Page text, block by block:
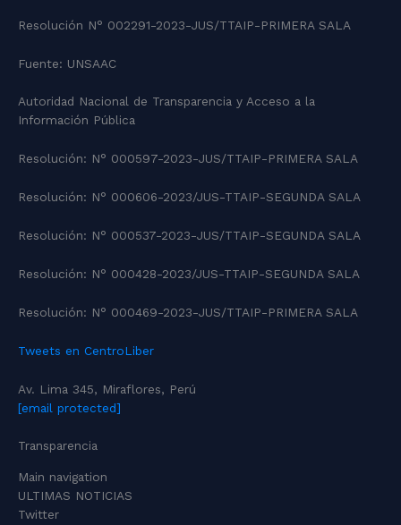
Resolución N° 002291-2023-JUS/TTAIP-PRIMERA SALA
Fuente: UNSAAC
Autoridad Nacional de Transparencia y Acceso a la
Información Pública
Resolución: N° 000597-2023-JUS/TTAIP-PRIMERA SALA
Resolución: N° 000606-2023/JUS-TTAIP-SEGUNDA SALA
Resolución: N° 000537-2023-JUS/TTAIP-SEGUNDA SALA
Resolución: N° 000428-2023/JUS-TTAIP-SEGUNDA SALA
Resolución: N° 000469-2023-JUS/TTAIP-PRIMERA SALA
Tweets en CentroLiber
Av. Lima 345, Miraflores, Perú
[email protected]
Transparencia
Main navigation
ULTIMAS NOTICIAS
Twitter